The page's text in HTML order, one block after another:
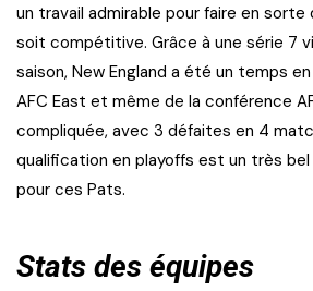
un travail admirable pour faire en
soit compétitive. Grâce à une série 7
saison, New England a été un temps
AFC East et même de la conférence
compliquée, avec 3 défaites en 4
qualification en playoffs est un très
pour ces Pats.
Stats des équipes